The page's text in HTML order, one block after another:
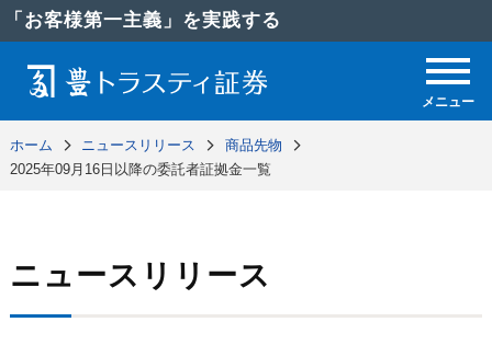
「お客様第一主義」を実践する
メニュー
ホーム ニュースリリース
商品先物
2025年09月16日以降の委託者証拠金一覧
ニュースリリース